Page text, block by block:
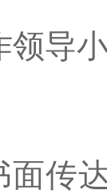
领导
面传